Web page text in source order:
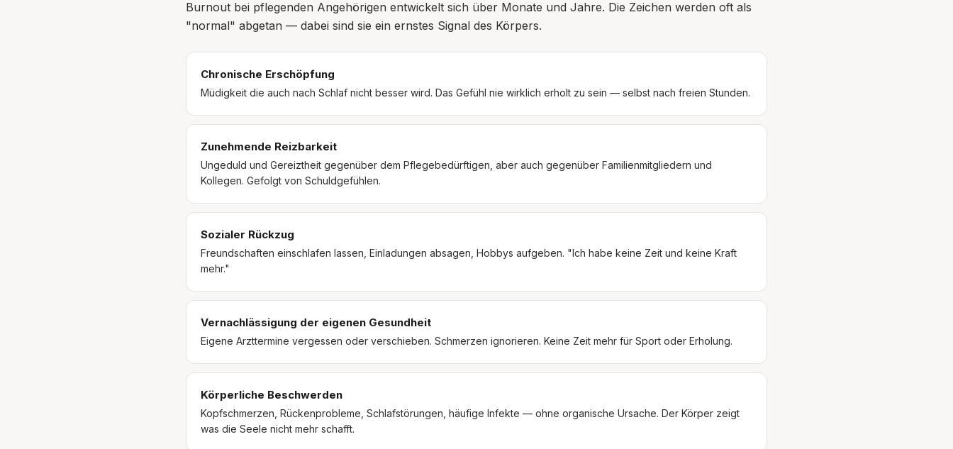
Burnout bei pflegenden Angehörigen entwickelt sich über Monate und Jahre. Die Zeichen werden oft als
"normal" abgetan — dabei sind sie ein ernstes Signal des Körpers.
Chronische Erschöpfung
Müdigkeit die auch nach Schlaf nicht besser wird. Das Gefühl nie wirklich erholt zu sein — selbst nach freien Stunden.
Zunehmende Reizbarkeit
Ungeduld und Gereiztheit gegenüber dem Pflegebedürftigen, aber auch gegenüber Familienmitgliedern und
Kollegen. Gefolgt von Schuldgefühlen.
Sozialer Rückzug
Freundschaften einschlafen lassen, Einladungen absagen, Hobbys aufgeben. "Ich habe keine Zeit und keine Kraft
mehr."
Vernachlässigung der eigenen Gesundheit
Eigene Arzttermine vergessen oder verschieben. Schmerzen ignorieren. Keine Zeit mehr für Sport oder Erholung.
Körperliche Beschwerden
Kopfschmerzen, Rückenprobleme, Schlafstörungen, häufige Infekte — ohne organische Ursache. Der Körper zeigt
was die Seele nicht mehr schafft.